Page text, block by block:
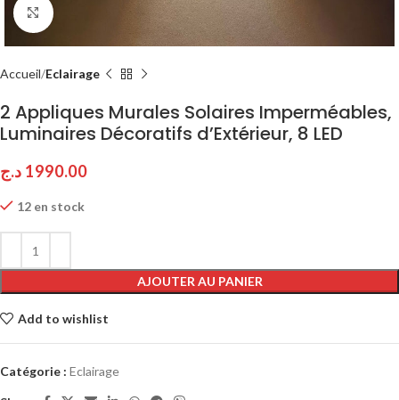
Click to enlarge
Accueil Eclairage
2 Appliques Murales Solaires Imperméables,
Luminaires Décoratifs d’Extérieur, 8 LED
1990.00 د.ج
12 en stock
AJOUTER AU PANIER
Add to wishlist
Catégorie : Eclairage